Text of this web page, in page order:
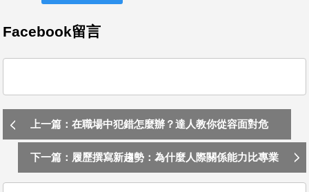
覺旅咖啡_覺旅股份有限公司
不拘，5年以上，台北市內湖區
今天
更多職缺
Facebook留言
上一篇：在職場中犯錯怎麼辦？達人教你從容面對危
機：從停損到重生！
下一篇：履歷撰寫新趨勢：為什麼人際關係能力比專業
技能更重要!?